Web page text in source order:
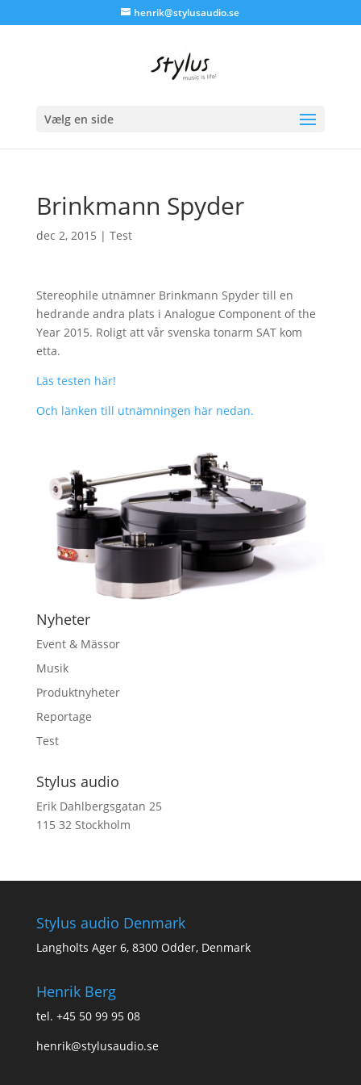
henrik@stylusaudio.se
Vælg en side
Brinkmann Spyder
dec 2, 2015 | Test
Stereophile utnämner Brinkmann Spyder till en
hedrande andra plats i Analogue Component of the
Year 2015. Roligt att vår svenska tonarm SAT kom
etta.
Läs testen här!
Och länken till utnämningen här nedan.
Nyheter
Event & Mässor
Musik
Produktnyheter
Reportage
Test
Stylus audio
Erik Dahlbergsgatan 25
115 32 Stockholm
Stylus audio Denmark
Langholts Ager 6, 8300 Odder, Denmark
Henrik Berg
tel. ‭+45 50 99 95 08‬
henrik@stylusaudio.se